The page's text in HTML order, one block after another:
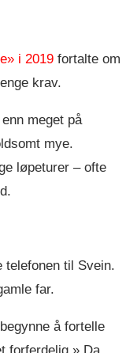
i 2019 fortalte om
krav.
meget på
mye.
løpeturer – ofte
telefonen til Svein.
far.
å fortelle